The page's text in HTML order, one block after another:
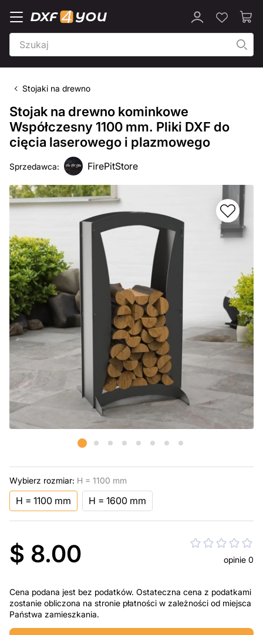
Stojaki na drewno
Stojak na drewno kominkowe
Współczesny 1100 mm. Pliki DXF do
cięcia laserowego i plazmowego
Sprzedawca: FirePitStore
Wybierz rozmiar: H = 1100 mm
H = 1100 mm H = 1600 mm
$ 8.00 opinie 0
Cena podana jest bez podatków. Ostateczna cena z podatkami
zostanie obliczona na stronie płatności w zależności od miejsca
Państwa zamieszkania.